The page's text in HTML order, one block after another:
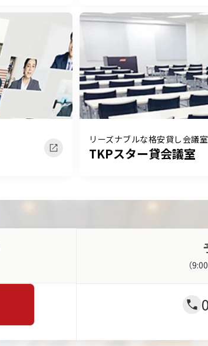
リーズナブルな格安貸し会議室
TKPスター貸会議室
（